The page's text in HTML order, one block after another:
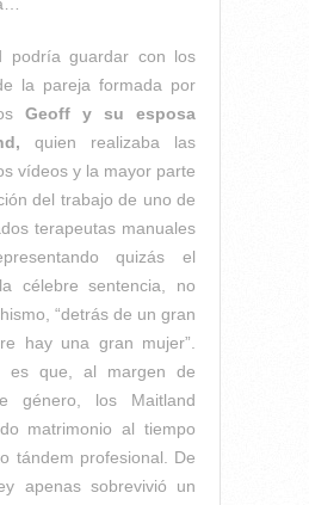
podría guardar con los
la pareja formada por
Geoff y su esposa
quien realizaba las
vídeos y la mayor parte
del trabajo de uno de
terapeutas manuales
quizás el
célebre sentencia, no
“detrás de un gran
hay una gran mujer”.
es que, al margen de
género, los Maitland
matrimonio al tiempo
tándem profesional. De
apenas sobrevivió un